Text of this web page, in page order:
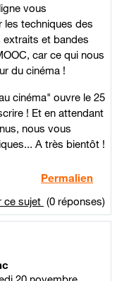
vous
techniques des
extraits et bandes
car ce qui nous
du cinéma !
cinéma" ouvre le 25
! Et en attendant
nous vous
A très bientôt !
Permalien
ce sujet (0 réponses)